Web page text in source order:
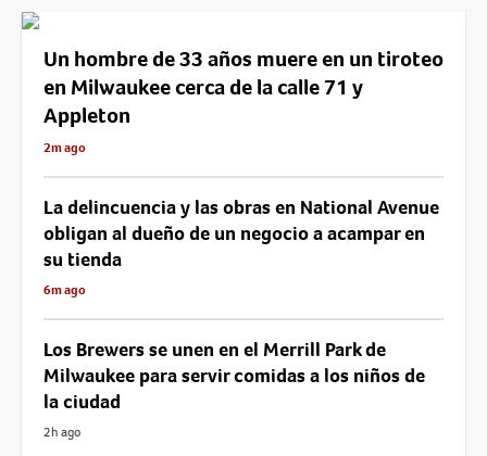
Un hombre de 33 años muere en un tiroteo
en Milwaukee cerca de la calle 71 y
Appleton
2m ago
La delincuencia y las obras en National Avenue
obligan al dueño de un negocio a acampar en
su tienda
6m ago
Los Brewers se unen en el Merrill Park de
Milwaukee para servir comidas a los niños de
la ciudad
2h ago